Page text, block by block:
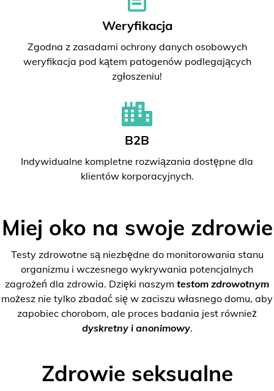
Weryfikacja
Zgodna z zasadami ochrony danych osobowych
weryfikacja pod kątem patogenów podlegających
zgłoszeniu!
B2B
Indywidualne kompletne rozwiązania dostępne dla
klientów korporacyjnych.
Miej oko na swoje zdrowie
Testy zdrowotne są niezbędne do monitorowania stanu
organizmu i wczesnego wykrywania potencjalnych
zagrożeń dla zdrowia. Dzięki naszym testom zdrowotnym
możesz nie tylko zbadać się w zaciszu własnego domu, aby
zapobiec chorobom, ale proces badania jest również
dyskretny i anonimowy.
Zdrowie seksualne